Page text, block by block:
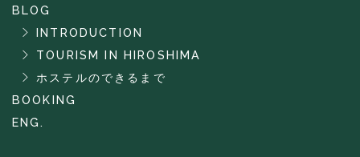
BLOG
INTRODUCTION
TOURISM IN HIROSHIMA
ホステルのできるまで
BOOKING
ENG.